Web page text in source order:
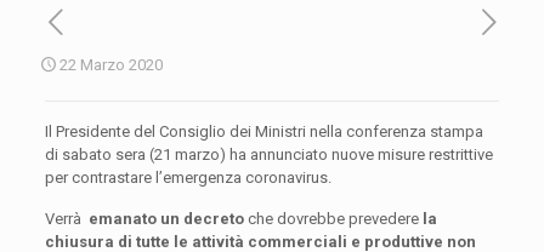
22 Marzo 2020
Il Presidente del Consiglio dei Ministri nella conferenza stampa
di sabato sera (21 marzo) ha annunciato nuove misure restrittive
per contrastare l’emergenza coronavirus.
Verrà emanato un decreto che dovrebbe prevedere la
chiusura di tutte le attività commerciali e produttive non